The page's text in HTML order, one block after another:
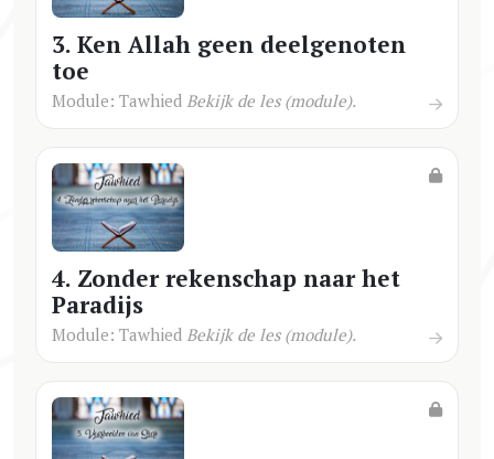
3. Ken Allah geen deelgenoten
toe
Module: Tawhied Bekijk de les (module).
4. Zonder rekenschap naar het
Paradijs
Module: Tawhied Bekijk de les (module).